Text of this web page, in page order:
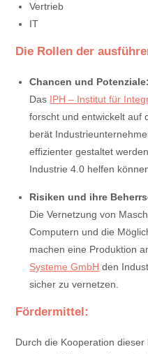
Vertrieb
IT
Die Rollen der
Chancen und Potenziale:
Das IPH – Institut für
forscht und entwickelt auf
berät
effizienter gestaltet
Industrie 4.0 helfen
Risiken und ihre
Die Vernetzung von
Computern und die
machen eine Produktion
Systeme GmbH den
sicher zu vernetzen.
Fördermittel:
Durch die Kooperation